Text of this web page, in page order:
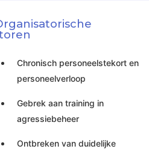
Chronisch personeelstekort en
personeelverloop
Gebrek aan training in
agressiebeheer
Ontbreken van duidelijke